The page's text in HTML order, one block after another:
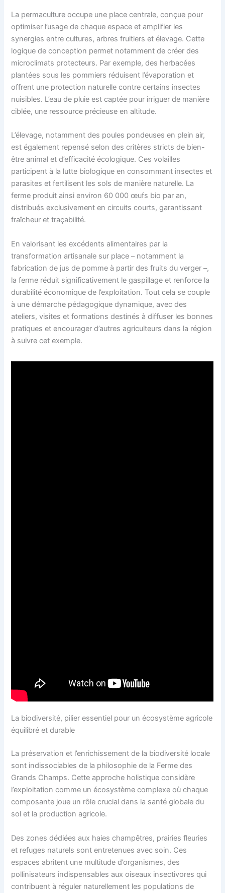
La permaculture occupe une place centrale, conçue pour
optimiser l’usage de chaque espace et amplifier les
synergies entre cultures, arbres fruitiers et élevage. Cette
logique de conception permet notamment de créer des
microclimats protecteurs. Par exemple, des herbacées
plantées sous les pommiers réduisent l’évaporation et
offrent une protection naturelle contre certains insectes
nuisibles. L’eau de pluie est captée pour irriguer de manière
ciblée, une ressource précieuse en altitude.
L’élevage, notamment des poules pondeuses en plein air,
est également repensé selon des critères stricts de bien-
être animal et d’efficacité écologique. Ces volailles
participent à la lutte biologique en consommant insectes et
parasites et fertilisent les sols de manière naturelle. La
ferme produit ainsi environ 60 000 œufs bio par an,
distribués exclusivement en circuits courts, garantissant
fraîcheur et traçabilité.
En valorisant les excédents alimentaires par la
transformation artisanale sur place – notamment la
fabrication de jus de pomme à partir des fruits du verger –,
la ferme réduit significativement le gaspillage et renforce la
durabilité économique de l’exploitation. Tout cela se couple
à une démarche pédagogique dynamique, avec des
ateliers, visites et formations destinés à diffuser les bonnes
pratiques et encourager d’autres agriculteurs dans la région
à suivre cet exemple.
La biodiversité, pilier essentiel pour un écosystème agricole
équilibré et durable
La préservation et l’enrichissement de la biodiversité locale
sont indissociables de la philosophie de la Ferme des
Grands Champs. Cette approche holistique considère
l’exploitation comme un écosystème complexe où chaque
composante joue un rôle crucial dans la santé globale du
sol et la production agricole.
Des zones dédiées aux haies champêtres, prairies fleuries
et refuges naturels sont entretenues avec soin. Ces
espaces abritent une multitude d’organismes, des
pollinisateurs indispensables aux oiseaux insectivores qui
contribuent à réguler naturellement les populations de